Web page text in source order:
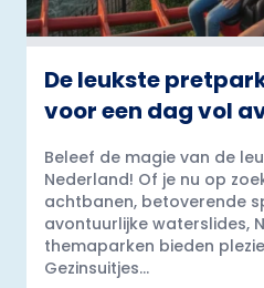
De leukste
voor een dag vol
Beleef de magie van de
Nederland! Of je nu op
achtbanen, betoverende
avontuurlijke waterslides,
themaparken bieden
Gezinsuitjes...